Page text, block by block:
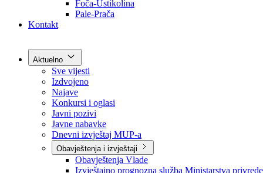
Općine
Kontakt
Aktuelno
Sve vijesti
Izdvojeno
Najave
Konkursi i oglasi
Javni pozivi
Javne nabavke
Dnevni izvještaj MUP-a